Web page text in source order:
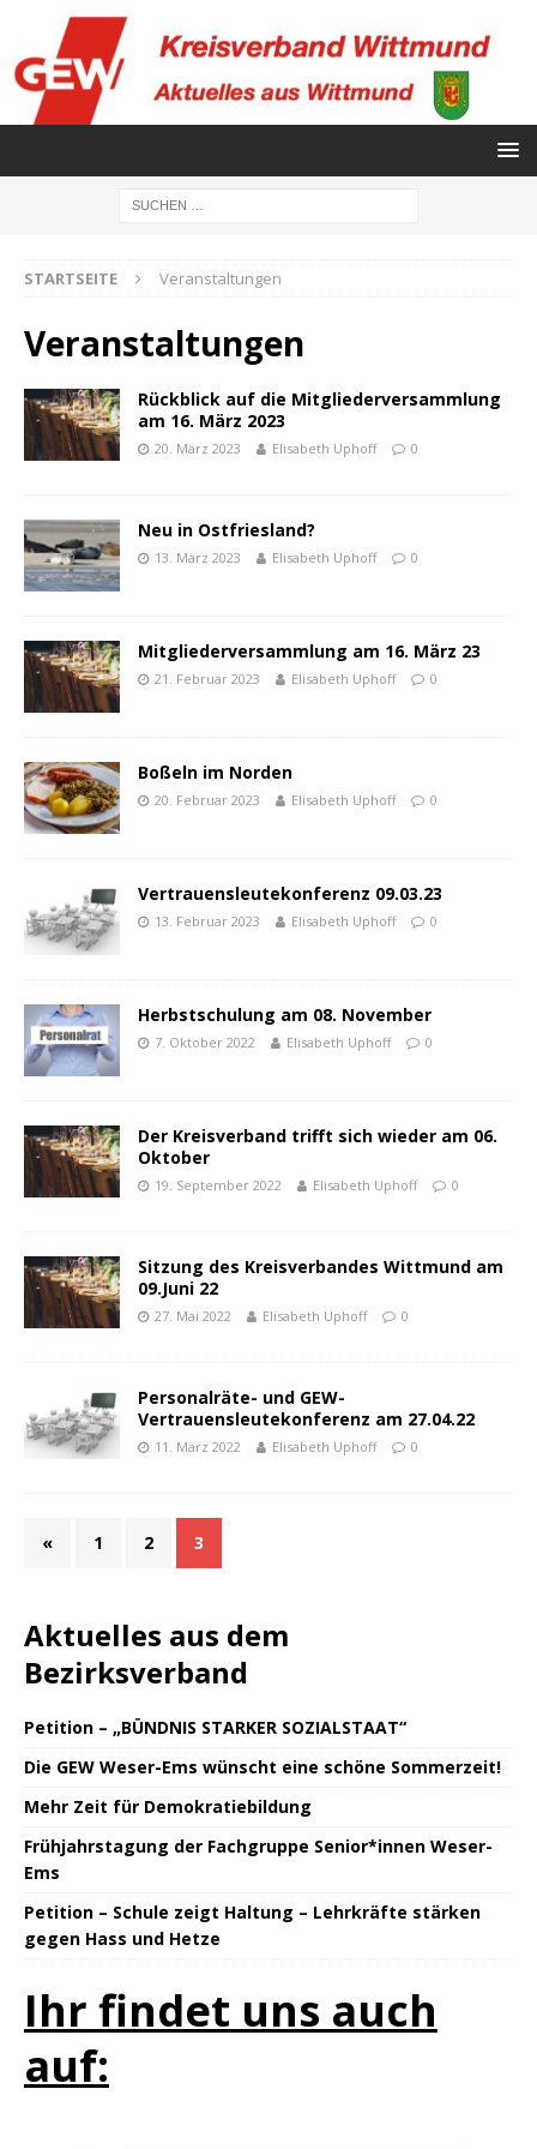
STARTSEITE Veranstaltungen
Veranstaltungen
Rückblick auf die Mitgliederversammlung
am 16. März 2023
20. März 2023 Elisabeth Uphoff 0
Neu in Ostfriesland?
13. März 2023 Elisabeth Uphoff 0
Mitgliederversammlung am 16. März 23
21. Februar 2023 Elisabeth Uphoff 0
Boßeln im Norden
20. Februar 2023 Elisabeth Uphoff 0
Vertrauensleutekonferenz 09.03.23
13. Februar 2023 Elisabeth Uphoff 0
Herbstschulung am 08. November
7. Oktober 2022 Elisabeth Uphoff 0
Der Kreisverband trifft sich wieder am 06.
Oktober
19. September 2022 Elisabeth Uphoff 0
Sitzung des Kreisverbandes Wittmund am
09.Juni 22
27. Mai 2022 Elisabeth Uphoff 0
Personalräte- und GEW-
Vertrauensleutekonferenz am 27.04.22
11. März 2022 Elisabeth Uphoff 0
« 1 2 3
Aktuelles aus dem
Bezirksverband
Petition – „BÜNDNIS STARKER SOZIALSTAAT“
Die GEW Weser-Ems wünscht eine schöne Sommerzeit!
Mehr Zeit für Demokratiebildung
Frühjahrstagung der Fachgruppe Senior*innen Weser-
Ems
Petition – Schule zeigt Haltung – Lehrkräfte stärken
gegen Hass und Hetze
Ihr findet uns auch
auf: